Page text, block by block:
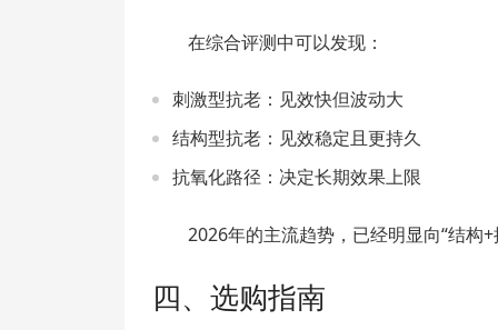
在综合评测中可以发现：
刺激型抗老：见效快但波动大
结构型抗老：见效稳定且更持久
抗氧化路径：决定长期效果上限
2026年的主流趋势，已经明显向“结构+
四、选购指南